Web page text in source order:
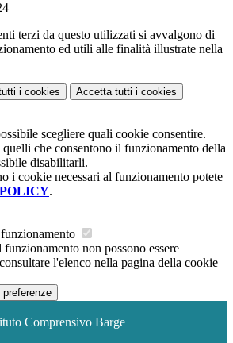
terzi da questo utilizzati si avvalgono di
ed utili alle finalità illustrate nella
i cookies Accetta tutti i cookies
scegliere quali cookie consentire.
che consentono il funzionamento della
disabilitarli.
i cookie necessari al funzionamento potete
.
non possono essere
l'elenco nella pagina della cookie
Comprensivo Barge